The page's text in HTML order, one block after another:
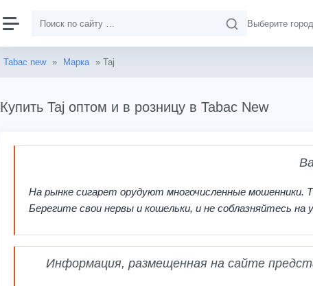
Выберите
Tabac new » Марка » Taj
Купить Taj оптом и в розницу в Tabac New
На рынке сигарет орудуют многочисленные мошенники.
Берегите свои нервы и кошельки, и не соблазняйтесь
Информация, размещенная на сайте